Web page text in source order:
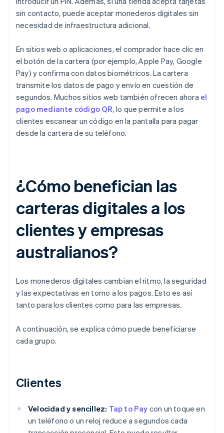
sin contacto, puede aceptar monederos digitales sin
necesidad de infraestructura adicional.
En sitios web o aplicaciones, el comprador hace clic en
el botón de la cartera (por ejemplo, Apple Pay, Google
Pay) y confirma con datos biométricos. La cartera
transmite los datos de pago y envío en cuestión de
segundos. Muchos sitios web también ofrecen ahora el
pago mediante código QR, lo que permite a los
clientes escanear un código en la pantalla para pagar
desde la cartera de su teléfono.
¿Cómo benefician las
carteras digitales a los
clientes y empresas
australianos?
Los monederos digitales cambian el ritmo, la seguridad
y las expectativas en torno a los pagos. Esto es así
tanto para los clientes como para las empresas.
A continuación, se explica cómo puede beneficiarse
cada grupo.
Clientes
Velocidad y sencillez: Tap to Pay con un toque en
un teléfono o un reloj reduce a segundos cada